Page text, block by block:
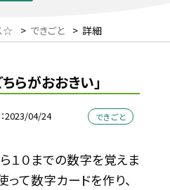
☆ > できごと > 詳細
らがおおきい」
2023/04/24 できごと
１０までの数字を覚えま
って数字カードを作り、